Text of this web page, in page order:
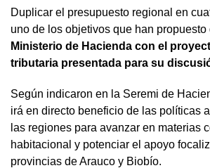
Duplicar el presupuesto regional en
uno de los objetivos que han propuesto
Ministerio de Hacienda con el
tributaria presentada para su
Según indicaron en la Seremi de
irá en directo beneficio de las políticas
las regiones para avanzar en materias
habitacional y potenciar el apoyo
provincias de Arauco y Biobío.